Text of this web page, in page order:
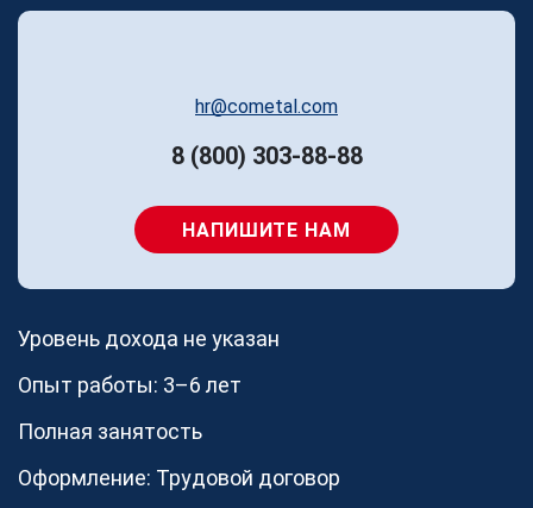
Поставка металлопроката
Новости
Как мы работаем
Документы
Наша команда
Контакты
Уровень дохода не указан
Опыт работы: 3–6 лет
Полная занятость
Оформление: Трудовой договор
hr@cometal.com
8 (800) 303-88-88
НАПИШИТЕ НАМ